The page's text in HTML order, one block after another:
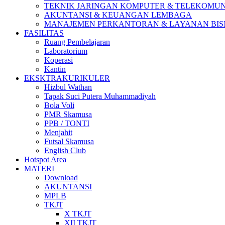
TEKNIK JARINGAN KOMPUTER &
AKUNTANSI & KEUANGAN LEMBAGA
MANAJEMEN PERKANTORAN & LAYANAN
FASILITAS
Ruang Pembelajaran
Laboratorium
Koperasi
Kantin
EKSKTRAKURIKULER
Hizbul Wathan
Tapak Suci Putera Muhammadiyah
Bola Voli
PMR Skamusa
PPB / TONTI
Menjahit
Futsal Skamusa
English Club
Hotspot Area
MATERI
Download
AKUNTANSI
MPLB
TKJT
X TKJT
XII TKJT